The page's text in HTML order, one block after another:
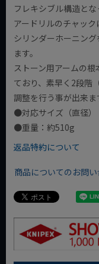
フレキシブル構造と
アードリルのチャッ
シリンダーホーニン
ます。
ストーン用アームの
ており、素早く2段階
調整を行う事が出来ま
●対応サイズ（直径
●重量：約510g
返品特約について
商品についてのお問